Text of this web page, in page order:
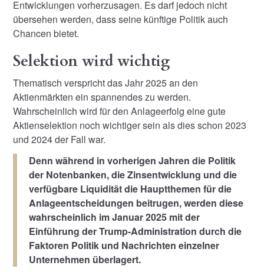
Entwicklungen vorherzusagen. Es darf jedoch nicht
übersehen werden, dass seine künftige Politik auch
Chancen bietet.
Selektion wird wichtig
Thematisch verspricht das Jahr 2025 an den
Aktienmärkten ein spannendes zu werden.
Wahrscheinlich wird für den Anlageerfolg eine gute
Aktienselektion noch wichtiger sein als dies schon 2023
und 2024 der Fall war.
Denn während in vorherigen Jahren die Politik
der Notenbanken, die Zinsentwicklung und die
verfügbare Liquidität die Hauptthemen für die
Anlageentscheidungen beitrugen, werden diese
wahrscheinlich im Januar 2025 mit der
Einführung der Trump-Administration durch die
Faktoren Politik und Nachrichten einzelner
Unternehmen überlagert.